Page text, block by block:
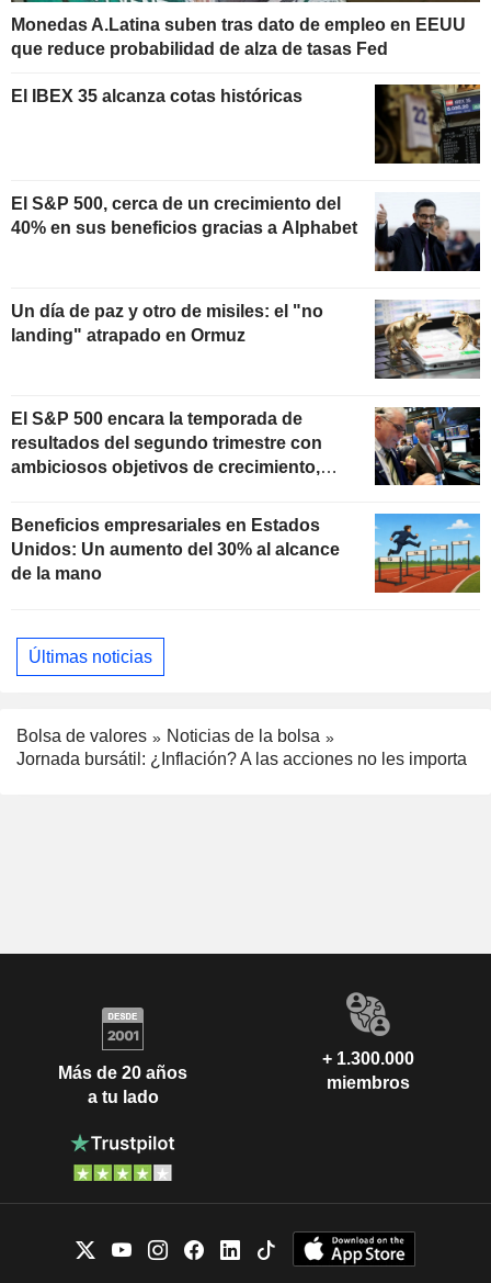
Monedas A.Latina suben tras dato de empleo en EEUU
que reduce probabilidad de alza de tasas Fed
El IBEX 35 alcanza cotas históricas
El S&P 500, cerca de un crecimiento del
40% en sus beneficios gracias a Alphabet
Un día de paz y otro de misiles: el "no
landing" atrapado en Ormuz
El S&P 500 encara la temporada de
resultados del segundo trimestre con
ambiciosos objetivos de crecimiento,
Beneficios empresariales en Estados
Unidos: Un aumento del 30% al alcance
de la mano
Últimas noticias
Bolsa de valores
Noticias de la bolsa
Jornada bursátil: ¿Inflación? A las acciones no les importa
Más de 20 años
a tu lado
+ 1.300.000
miembros